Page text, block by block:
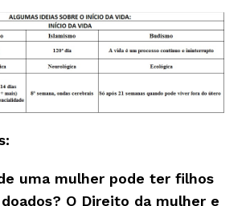
uma mulher pode ter filhos
O Direito da mulher e